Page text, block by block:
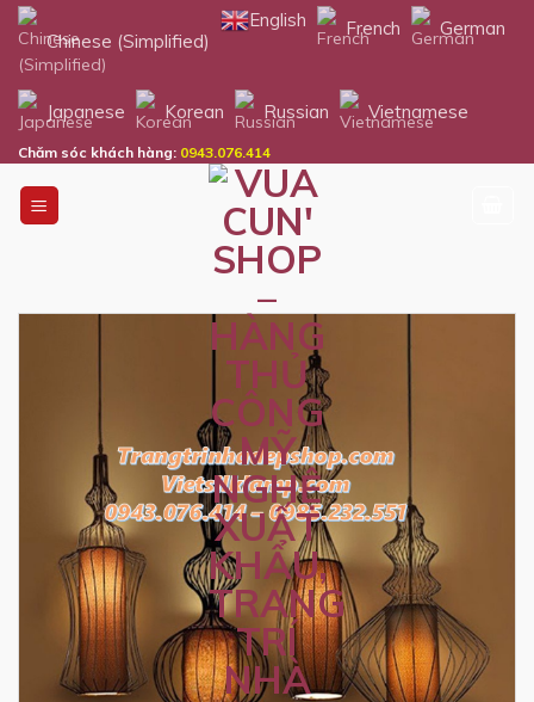
Skip
content
Chinese (Simplified)
English French German
Japanese Korean Russian Vietnamese
Chăm sóc khách hàng: 0943.076.414